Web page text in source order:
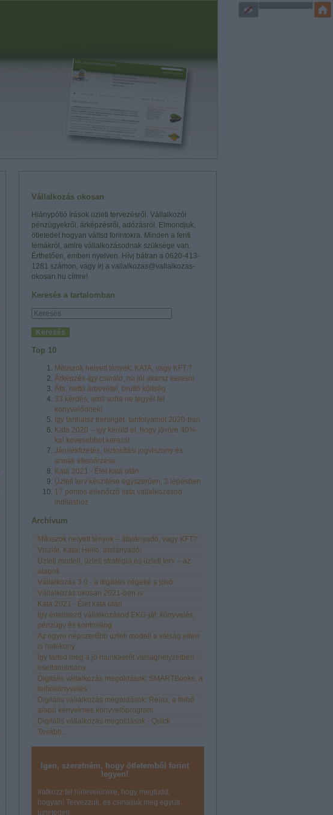
Vállalkozás okosan
Hiánypótló írások üzleti tervezésről. Vállalkozói
pénzügyekről, árképzésről, adózásról. Elmondjuk,
ötletedet hogyan váltsd forintokra. Minden a fenti
témákról, amire vállalkozásodnak szüksége van.
Érthetően, emberi nyelven. Hívj bátran a 0620-413-
1281 számon, vagy írj a vallalkozas@vallalkozas-
okosan.hu címre!
Keresés a tartalomban
Top 10
Mítoszok helyett tények: KATA, vagy KFT.?
Árképzés-így csináld, ha jól akarsz keresni
Áfa, nettó árbevétel, bruttó költség
33 kérdés, amit soha ne tegyél fel
könyvelődnek!
Így tarthatsz tréninget, tanfolyamot 2020-ban
Kata 2020 – így kerüld el, hogy jövőre 40%-
kal kevesebbet keress!
Járulékfizetés, biztosítási jogviszony és
annak ellenőrzése
Kata 2021 - Élet kata után
Üzleti terv készítése egyszerűen, 3 lépésben
17 pontos ellenőrző lista vállalkozásod
indításhoz
Archívum
Mítoszok helyett tények – átalányadó, vagy KFT?
Viszlát, Kata! Hello, átalányadó!
Üzleti modell, üzleti stratégia és üzleti terv – az
alapok
Vállalkozás 3.0 - a digitális cégeké a jövő
Vállalkozás okosan 2021-ben is
Kata 2021 - Élet kata után
Így értelmezd vállalkozásod EKG-ját: könyvelés,
pénzügy és kontrolling
Az egyre népszerűbb üzleti modell a válság ellen
is hatékony
Így tartsd meg a jó munkaerőt válsághelyzetben -
esettanulmány
Digitális vállalkozás megoldások: SMARTBooks, a
felhőkönyvelés
Digitális vállalkozás megoldások: Relax, a felhő
alapú kényelmes könyvelőprogram
Digitális vállalkozás megoldások - Quick
Tovább
Igen, szeretném, hogy ötletemből forint
legyen!
Iratkozz fel hírlevelünkre, hogy megtudd,
hogyan! Tervezzük, és csináljuk meg együtt
üzletedet!